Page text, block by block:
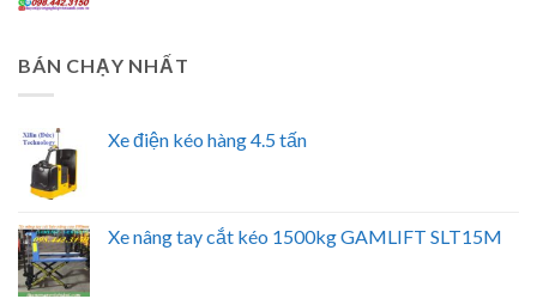
BÁN CHẠY NHẤT
Xe điện kéo hàng 4.5 tấn
Xe nâng tay cắt kéo 1500kg GAMLIFT SLT15M